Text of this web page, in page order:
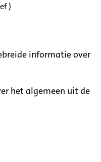
)
informatie over
het algemeen uit de